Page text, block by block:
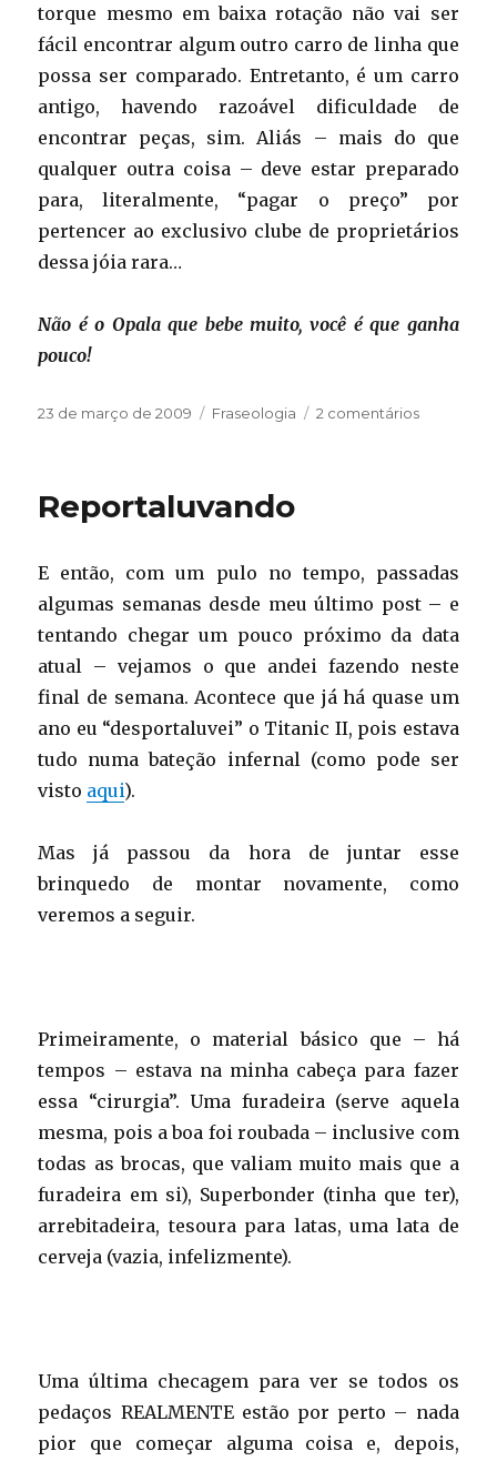
torque mesmo em baixa rotação não vai ser
fácil encontrar algum outro carro de linha que
possa ser comparado. Entretanto, é um carro
antigo, havendo razoável dificuldade de
encontrar peças, sim. Aliás – mais do que
qualquer outra coisa – deve estar preparado
para, literalmente, “pagar o preço” por
pertencer ao exclusivo clube de proprietários
dessa jóia rara…
Não é o Opala que bebe muito, você é que ganha
pouco!
Publicado
23 de março de 2009 Categorias
Fraseologia 2 comentáriosem
Reportaluvando
E então, com um pulo no tempo, passadas
algumas semanas desde meu último post – e
tentando chegar um pouco próximo da data
atual – vejamos o que andei fazendo neste
final de semana. Acontece que já há quase um
ano eu “desportaluvei” o Titanic II, pois estava
tudo numa bateção infernal (como pode ser
visto aqui).
Mas já passou da hora de juntar esse
brinquedo de montar novamente, como
veremos a seguir.
Primeiramente, o material básico que – há
tempos – estava na minha cabeça para fazer
essa “cirurgia”. Uma furadeira (serve aquela
mesma, pois a boa foi roubada – inclusive com
todas as brocas, que valiam muito mais que a
furadeira em si), Superbonder (tinha que ter),
arrebitadeira, tesoura para latas, uma lata de
cerveja (vazia, infelizmente).
Uma última checagem para ver se todos os
pedaços REALMENTE estão por perto – nada
pior que começar alguma coisa e, depois,